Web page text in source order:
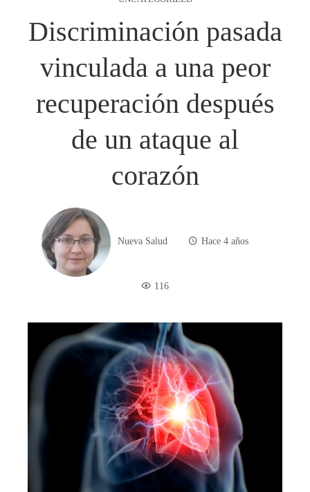
Discriminación pasada
vinculada a una peor
recuperación después
de un ataque al
corazón
Nueva Salud Hace 4 años
116